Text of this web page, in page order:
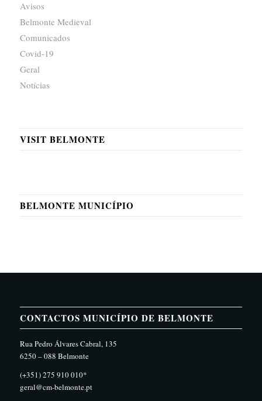
Avisos
Belmonte Medieval
Comunicados
Covid-19
Geral
Notícias
VISIT BELMONTE
BELMONTE MUNICÍPIO
CONTACTOS MUNICÍPIO DE BELMONTE
Rua Pedro Álvares Cabral, 135
6250 – 088 Belmonte
(+351) 275 910 010*
geral@cm-belmonte.pt